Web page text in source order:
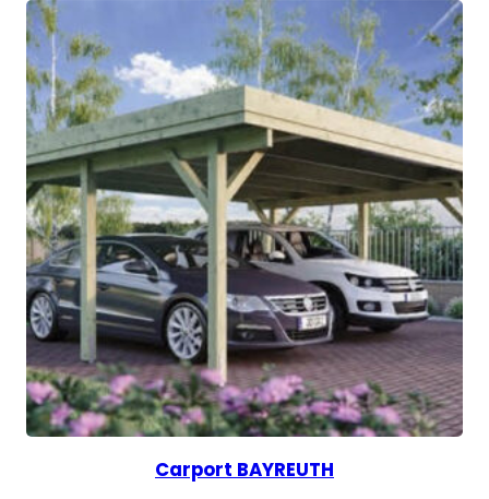
Carport BAYREUTH